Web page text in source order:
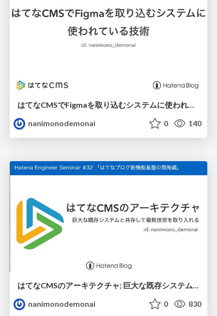
nanimonodemonai
0 140
はてなCMSのアーキテクチャ; 巨大な既存システムと共存して最新技術を取り入れる
nanimonodemonai
0 830